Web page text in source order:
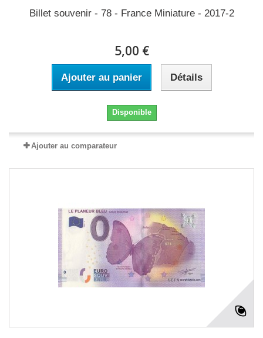
Billet souvenir - 78 - France Miniature - 2017-2
5,00 €
Ajouter au panier Détails
Disponible
Ajouter au comparateur